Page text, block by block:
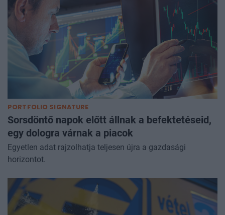
PORTFOLIO SIGNATURE
Sorsdöntő napok előtt állnak a befektetéseid,
egy dologra várnak a piacok
Egyetlen adat rajzolhatja teljesen újra a gazdasági
horizontot.